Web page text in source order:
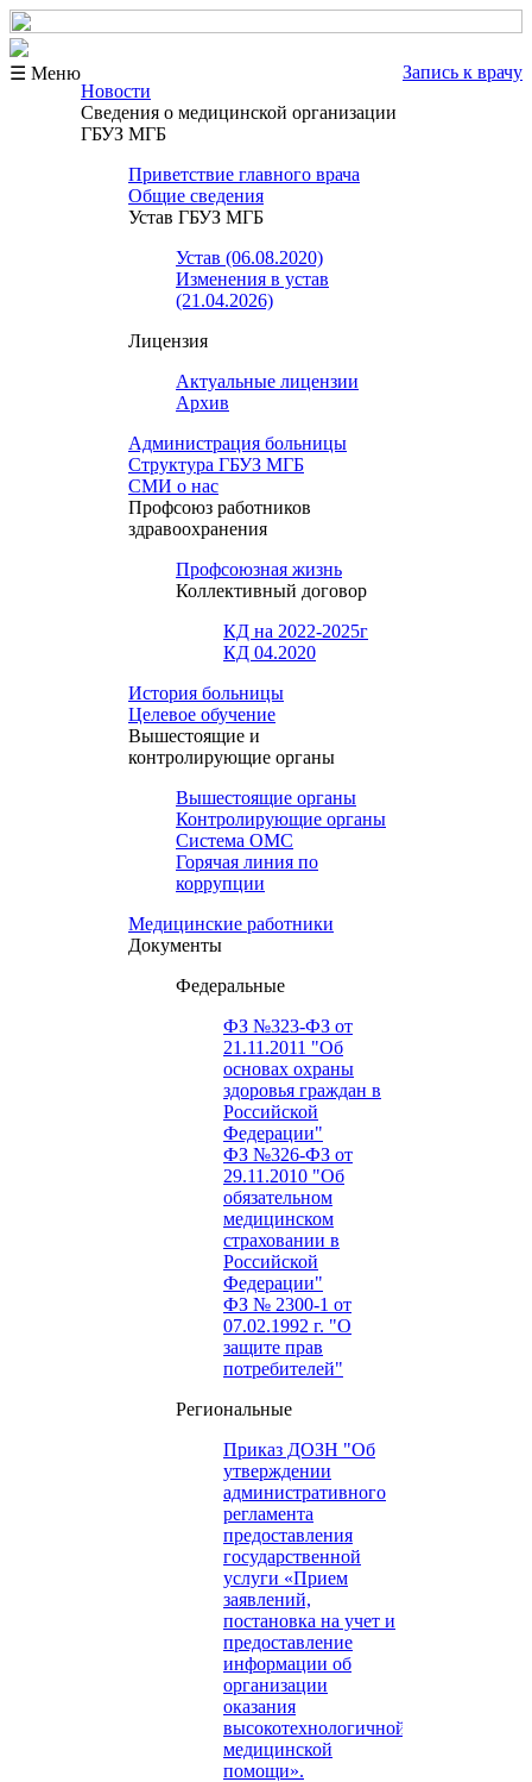
☰ Меню
Запись к врачу
Новости
Сведения о медицинской организации
ГБУЗ МГБ
Приветствие главного врача
Общие сведения
Устав ГБУЗ МГБ
Устав (06.08.2020)
Изменения в устав
(21.04.2026)
Лицензия
Актуальные лицензии
Архив
Администрация больницы
Структура ГБУЗ МГБ
СМИ о нас
Профсоюз работников
здравоохранения
Профсоюзная жизнь
Коллективный договор
КД на 2022-2025г
КД 04.2020
История больницы
Целевое обучение
Вышестоящие и
контролирующие органы
Вышестоящие органы
Контролирующие органы
Система ОМС
Горячая линия по
коррупции
Медицинские работники
Документы
Федеральные
ФЗ №323-ФЗ от
21.11.2011 "Об
основах охраны
здоровья граждан в
Российской
Федерации"
ФЗ №326-ФЗ от
29.11.2010 "Об
обязательном
медицинском
страховании в
Российской
Федерации"
ФЗ № 2300-1 от
07.02.1992 г. "О
защите прав
потребителей"
Региональные
Приказ ДОЗН "Об
утверждении
административного
регламента
предоставления
государственной
услуги «Прием
заявлений,
постановка на учет и
предоставление
информации об
организации
оказания
высокотехнологичной
медицинской
помощи».